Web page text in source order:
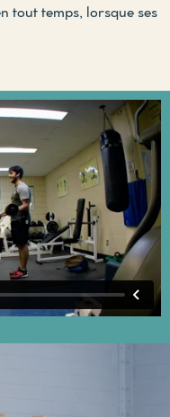
tout temps, lorsque ses